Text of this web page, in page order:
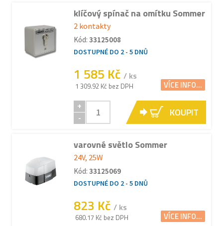
klíčový spínač na omítku Sommer
2 kontakty
Kód: 33125008
DOSTUPNÉ DO 2 - 5 DNŮ
1 585 Kč / ks
1 309.92 Kč bez DPH VÍCE INFO...
+
-
KOUPIT
varovné světlo Sommer
24V, 25W
Kód: 33125069
DOSTUPNÉ DO 2 - 5 DNŮ
823 Kč / ks
680.17 Kč bez DPH VÍCE INFO...